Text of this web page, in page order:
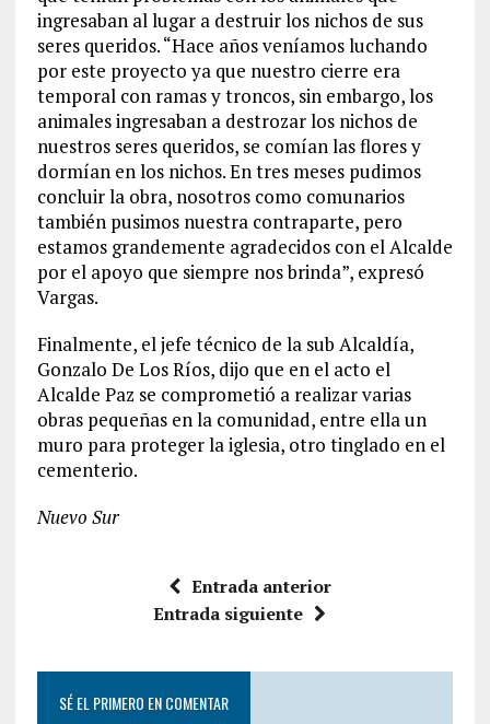
ingresaban al lugar a destruir los nichos de sus
seres queridos. “Hace años veníamos luchando
por este proyecto ya que nuestro cierre era
temporal con ramas y troncos, sin embargo, los
animales ingresaban a destrozar los nichos de
nuestros seres queridos, se comían las flores y
dormían en los nichos. En tres meses pudimos
concluir la obra, nosotros como comunarios
también pusimos nuestra contraparte, pero
estamos grandemente agradecidos con el Alcalde
por el apoyo que siempre nos brinda”, expresó
Vargas.
Finalmente, el jefe técnico de la sub Alcaldía,
Gonzalo De Los Ríos, dijo que en el acto el
Alcalde Paz se comprometió a realizar varias
obras pequeñas en la comunidad, entre ella un
muro para proteger la iglesia, otro tinglado en el
cementerio.
Nuevo Sur
Entrada anterior
Entrada siguiente
SÉ EL PRIMERO EN COMENTAR